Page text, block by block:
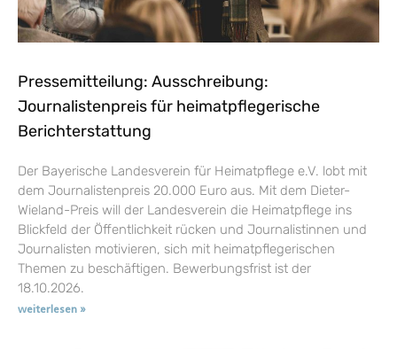
Pressemitteilung: Ausschreibung:
Journalistenpreis für heimatpflegerische
Berichterstattung
Der Bayerische Landesverein für Heimatpflege e.V. lobt mit
dem Journalistenpreis 20.000 Euro aus. Mit dem Dieter-
Wieland-Preis will der Landesverein die Heimatpflege ins
Blickfeld der Öffentlichkeit rücken und Journalistinnen und
Journalisten motivieren, sich mit heimatpflegerischen
Themen zu beschäftigen. Bewerbungsfrist ist der
18.10.2026.
weiterlesen »